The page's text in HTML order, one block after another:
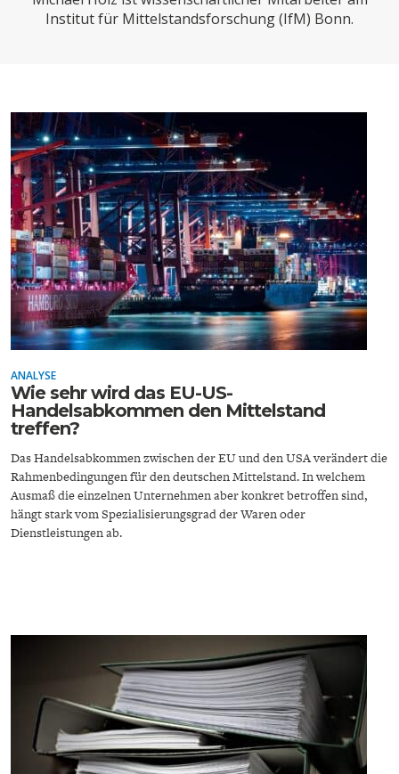
SUCHE
ECONOMISTS FOR FUTURE
DEUTSCHLAND
ENERGIE & UMWELT
Institut für Mittelstandsforschung (IfM) Bonn.
ANALYSE
Wie sehr wird das EU-US-
Handelsabkommen den Mittelstand
treffen?
Das Handelsabkommen zwischen der EU und den USA verändert die
Rahmenbedingungen für den deutschen Mittelstand. In welchem
Ausmaß die einzelnen Unternehmen aber konkret betroffen sind,
hängt stark vom Spezialisierungsgrad der Waren oder
Dienstleistungen ab.